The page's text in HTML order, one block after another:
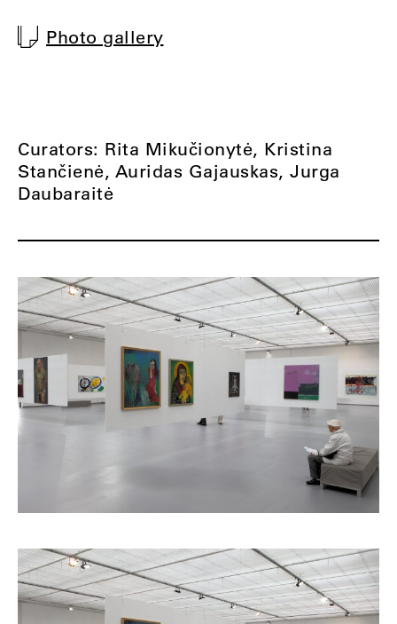
Photo gallery
Curators: Rita Mikučionytė, Kristina
Stančienė, Auridas Gajauskas, Jurga
Daubaraitė